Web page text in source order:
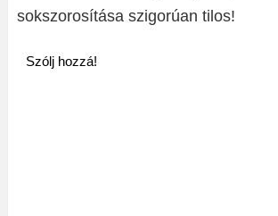
sokszorosítása szigorúan tilos!
Szólj hozzá!